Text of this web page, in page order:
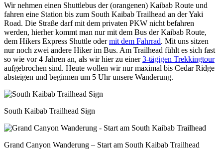
Wir nehmen einen Shuttlebus der (orangenen) Kaibab Route und
fahren eine Station bis zum South Kaibab Trailhead an der Yaki
Road. Die Straße darf mit dem privaten PKW nicht befahren
werden, hierher kommt man nur mit dem Bus der Kaibab Route,
dem Hikers Express Shuttle odermit dem Fahrrad. Mit uns sitzen
nur noch zwei andere Hiker im Bus. Am Trailhead fühlt es sich fast
so wie vor 4 Jahren an, als wir hier zu einer3-tägigen Trekkingtour
aufgebrochen sind. Heute wollen wir nur maximal bis Cedar Ridge
absteigen und beginnen um 5 Uhr unsere Wanderung.
South Kaibab Trailhead Sign
Grand Canyon Wanderung – Start am South Kaibab Trailhead